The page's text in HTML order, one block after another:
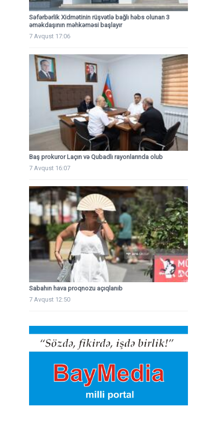
Səfərbərlik Xidmətinin rüşvətlə bağlı həbs olunan 3
əməkdaşının məhkəməsi başlayır
7 Avqust 17:06
Baş prokuror Laçın və Qubadlı rayonlarında olub
7 Avqust 16:07
Sabahın hava proqnozu açıqlanıb
7 Avqust 12:50